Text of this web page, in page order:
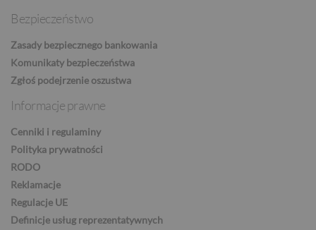
Bezpieczeństwo
Zasady bezpiecznego bankowania
Komunikaty bezpieczeństwa
Zgłoś podejrzenie oszustwa
Informacje prawne
Cenniki i regulaminy
Polityka prywatności
RODO
Reklamacje
Regulacje UE
Definicje usług reprezentatywnych